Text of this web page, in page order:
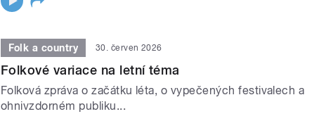
Folk a country 30. červen 2026
Folkové variace na letní téma
Folková zpráva o začátku léta, o vypečených festivalech a
ohnivzdorném publiku...